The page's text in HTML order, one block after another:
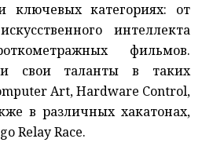
ключевых категориях: от
интеллекта
фильмов.
свои таланты в таких
Art, Hardware Control,
в различных хакатонах,
Relay Race.